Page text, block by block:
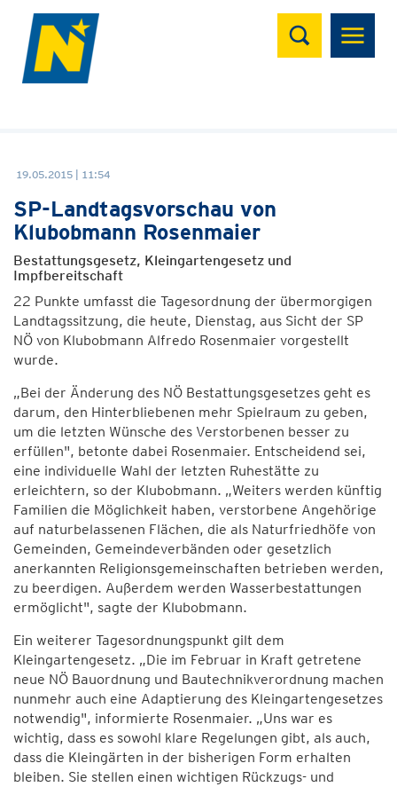
Suchen
19.05.2015 | 11:54
SP-Landtagsvorschau von
Klubobmann Rosenmaier
Bestattungsgesetz, Kleingartengesetz und
Impfbereitschaft
22 Punkte umfasst die Tagesordnung der übermorgigen
Landtagssitzung, die heute, Dienstag, aus Sicht der SP
NÖ von Klubobmann Alfredo Rosenmaier vorgestellt
wurde.
„Bei der Änderung des NÖ Bestattungsgesetzes geht es
darum, den Hinterbliebenen mehr Spielraum zu geben,
um die letzten Wünsche des Verstorbenen besser zu
erfüllen", betonte dabei Rosenmaier. Entscheidend sei,
eine individuelle Wahl der letzten Ruhestätte zu
erleichtern, so der Klubobmann. „Weiters werden künftig
Familien die Möglichkeit haben, verstorbene Angehörige
auf naturbelassenen Flächen, die als Naturfriedhöfe von
Gemeinden, Gemeindeverbänden oder gesetzlich
anerkannten Religionsgemeinschaften betrieben werden,
zu beerdigen. Außerdem werden Wasserbestattungen
ermöglicht", sagte der Klubobmann.
Ein weiterer Tagesordnungspunkt gilt dem
Kleingartengesetz. „Die im Februar in Kraft getretene
neue NÖ Bauordnung und Bautechnikverordnung machen
nunmehr auch eine Adaptierung des Kleingartengesetzes
notwendig", informierte Rosenmaier. „Uns war es
wichtig, dass es sowohl klare Regelungen gibt, als auch,
dass die Kleingärten in der bisherigen Form erhalten
bleiben. Sie stellen einen wichtigen Rückzugs- und